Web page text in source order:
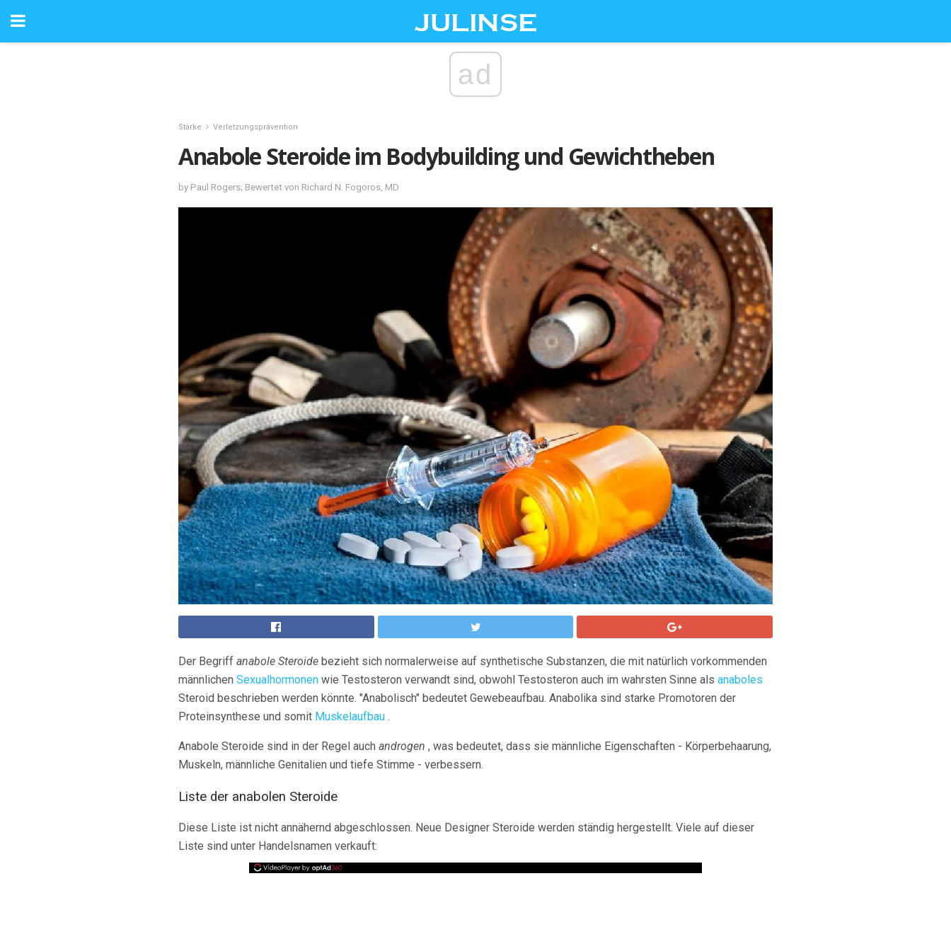
ad
Stärke Verletzungsprävention
Anabole Steroide im Bodybuilding und Gewichtheben
by Paul Rogers; Bewertet von Richard N. Fogoros, MD
Der Begriff anabole Steroide bezieht sich normalerweise auf synthetische Substanzen, die mit natürlich vorkommenden
männlichen Sexualhormonen wie Testosteron verwandt sind, obwohl Testosteron auch im wahrsten Sinne als anaboles
Steroid beschrieben werden könnte. "Anabolisch" bedeutet Gewebeaufbau. Anabolika sind starke Promotoren der
Proteinsynthese und somit Muskelaufbau .
Anabole Steroide sind in der Regel auch androgen , was bedeutet, dass sie männliche Eigenschaften - Körperbehaarung,
Muskeln, männliche Genitalien und tiefe Stimme - verbessern.
Liste der anabolen Steroide
Diese Liste ist nicht annähernd abgeschlossen. Neue Designer Steroide werden ständig hergestellt. Viele auf dieser
Liste sind unter Handelsnamen verkauft: